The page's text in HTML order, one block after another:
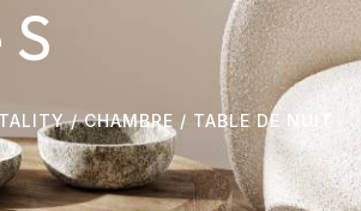
/CHAMBRE / TABLE DE NUIT